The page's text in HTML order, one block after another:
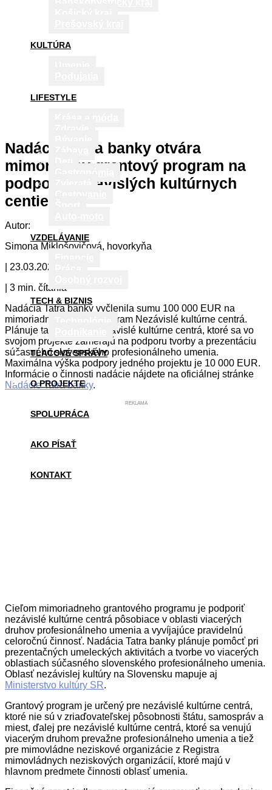
KULTÚRA
LIFESTYLE
VZDELÁVANIE
TECH & BIZNIS
TLAČOVÉ SPRÁVY
O PROJEKTE
SPOLUPRÁCA
AKO PÍSAŤ
KONTAKT
Nadácia Tatra banky otvára
mimoriadny grantový program na
podporu nezávislých kultúrnych
centier
Autor:
Simona Miklošovičová, hovorkyňa
| 23.03.2026
| 3 min. čítania
Nadácia Tatra banky vyčlenila sumu 100 000 EUR na
mimoriadny grantový program Nezávislé kultúrne centrá.
Plánuje tak podporiť nezávislé kultúrne centrá, ktoré sa vo
svojom projekte zamerajú na podporu tvorby a prezentáciu
súčasného slovenského profesionálneho umenia.
Maximálna výška podpory jedného projektu je 10 000 EUR.
Informácie o činnosti nadácie nájdete na oficiálnej stránke
Nadácie Tatra banky.
REKLAMA
Cieľom mimoriadneho grantového programu je podporiť
nezávislé kultúrne centrá pôsobiace v oblasti viacerých
druhov profesionálneho umenia a vyvíjajúce pravidelnú
celoročnú činnosť. Nadácia Tatra banky plánuje pomôcť pri
prezentačných umeleckých aktivitách a tvorbe vo viacerých
oblastiach súčasného slovenského profesionálneho umenia.
Oblasť nezávislej kultúry na Slovensku mapuje aj
Ministerstvo kultúry SR.
Grantový program je určený pre nezávislé kultúrne centrá,
ktoré nie sú v zriaďovateľskej pôsobnosti štátu, samospráv a
miest, ďalej pre nezávislé kultúrne centrá, ktoré sa venujú
viacerým druhom prevažne profesionálneho umenia a tiež
pre mimovládne neziskové organizácie z Registra
mimovládnych neziskových organizácií, ktoré majú v
hlavnom predmete činnosti oblasť umenia.